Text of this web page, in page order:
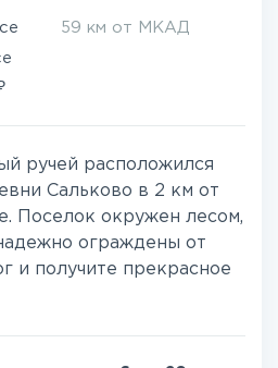
59 км от МКАД
ручей расположился
Сальково в 2 км от
Поселок окружен лесом,
ограждены от
и получите прекрасное